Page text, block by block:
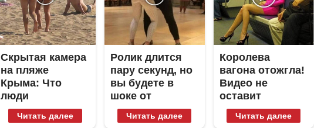
Скрытая камера
на пляже
Крыма: Что
люди
вытворяют,
когда их не
Читать далее
Ролик длится
пару секунд, но
вы будете в
шоке от
увиденного
Читать далее
Королева
вагона отожгла!
Видео не
оставит
равнодушным
Читать далее